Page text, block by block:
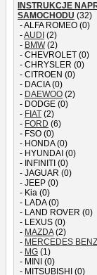
INSTRUKCJE
SAMOCHODU (32)
- ALFA ROMEO (0)
-AUDI (2)
- BMW(2)
- CHEVROLET (0)
- CHRYSLER (0)
- CITROEN (0)
- DACIA (0)
- DAEWOO (2)
- DODGE (0)
- FIAT (2)
- FORD (6)
- FSO (0)
- HONDA (0)
- HYUNDAI (0)
- INFINITI (0)
- JAGUAR (0)
- JEEP (0)
- Kia (0)
- LADA (0)
- LAND ROVER (0)
- LEXUS (0)
- MAZDA(2)
- MERCEDES BENZ
- MG (1)
- MINI (0)
- MITSUBISHI (0)